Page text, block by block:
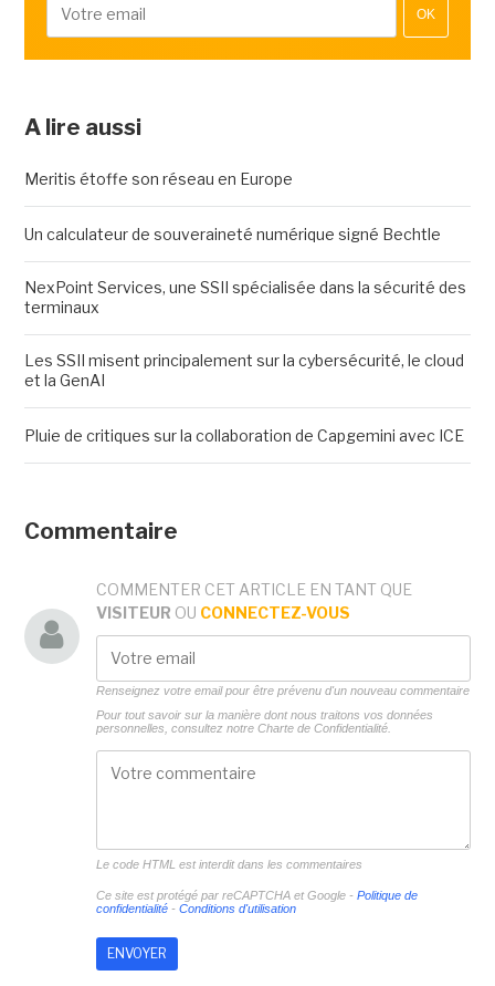
OK
A lire aussi
Meritis étoffe son réseau en Europe
Un calculateur de souveraineté numérique signé Bechtle
NexPoint Services, une SSII spécialisée dans la sécurité des
terminaux
Les SSII misent principalement sur la cybersécurité, le cloud
et la GenAI
Pluie de critiques sur la collaboration de Capgemini avec ICE
Commentaire
COMMENTER CET ARTICLE EN TANT QUE
VISITEUR OU CONNECTEZ-VOUS
Renseignez votre email pour être prévenu d'un nouveau commentaire
Pour tout savoir sur la manière dont nous traitons vos données
personnelles, consultez notre Charte de Confidentialité.
Le code HTML est interdit dans les commentaires
Ce site est protégé par reCAPTCHA et Google - Politique de
confidentialité- Conditions d'utilisation